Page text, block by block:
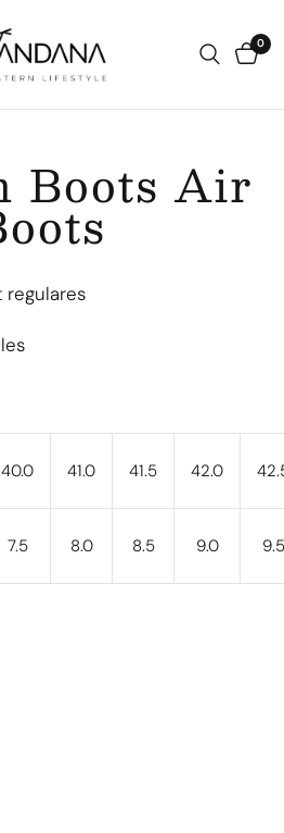
0
Boots Air
40.0 41.0 41.5 42.0
7.5 8.0 8.5 9.0 9.5